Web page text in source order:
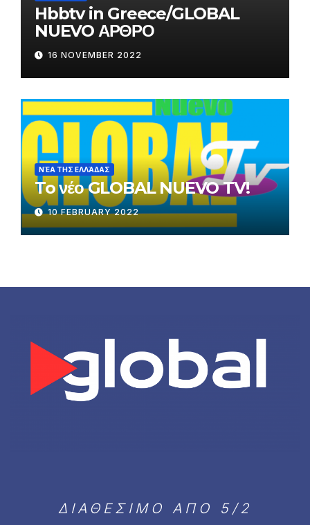
Hbbtv in Greece/GLOBAL
NUEVO ΑΡΘΡΟ
16 NOVEMBER 2022
ΝΈΑ ΤΗΣ ΕΛΛΆΔΑΣ
To νέο GLOBAL NUEVO TV!
10 FEBRUARY 2022
ΔΙΑΘΕΣΙΜΟ ΑΠΟ 5/2